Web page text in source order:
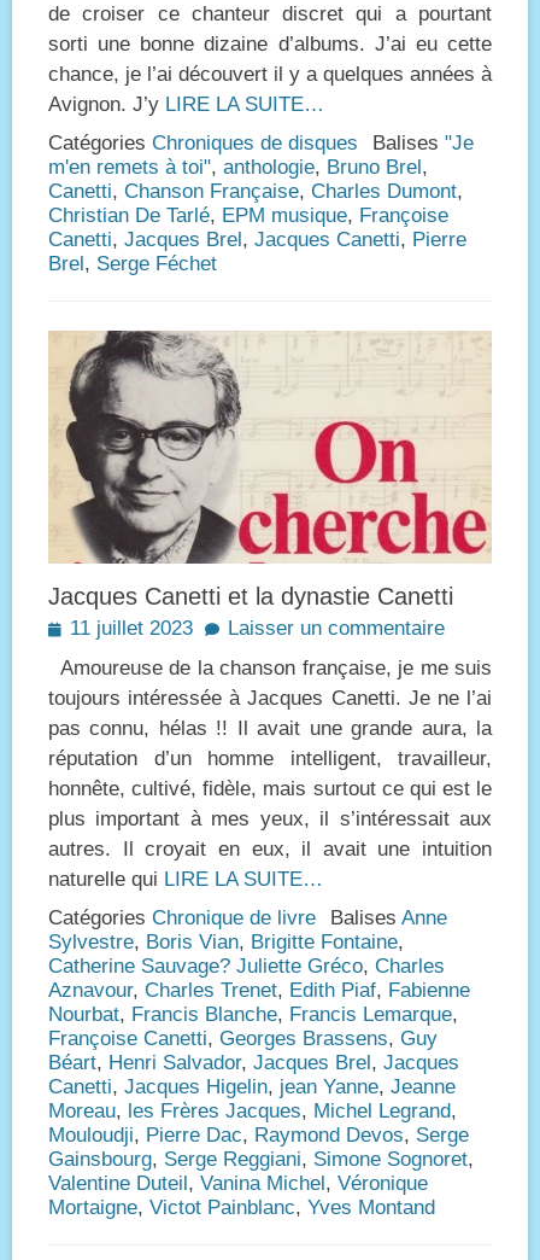
de croiser ce chanteur discret qui a pourtant
sorti une bonne dizaine d’albums. J’ai eu cette
chance, je l’ai découvert il y a quelques années à
Avignon. J’y LIRE LA SUITE…
Catégories Chroniques de disques Balises "Je
m'en remets à toi", anthologie, Bruno Brel,
Canetti, Chanson Française, Charles Dumont,
Christian De Tarlé, EPM musique, Françoise
Canetti, Jacques Brel, Jacques Canetti, Pierre
Brel, Serge Féchet
Jacques Canetti et la dynastie Canetti
Posted
11 juillet 2023
Laisser un commentaire
Amoureuse de la chanson française, je me suis
toujours intéressée à Jacques Canetti. Je ne l’ai
pas connu, hélas !! Il avait une grande aura, la
réputation d’un homme intelligent, travailleur,
honnête, cultivé, fidèle, mais surtout ce qui est le
plus important à mes yeux, il s’intéressait aux
autres. Il croyait en eux, il avait une intuition
naturelle qui LIRE LA SUITE…
Catégories Chronique de livre Balises Anne
Sylvestre, Boris Vian, Brigitte Fontaine,
Catherine Sauvage? Juliette Gréco, Charles
Aznavour, Charles Trenet, Edith Piaf, Fabienne
Nourbat, Francis Blanche, Francis Lemarque,
Françoise Canetti, Georges Brassens, Guy
Béart, Henri Salvador, Jacques Brel, Jacques
Canetti, Jacques Higelin, jean Yanne, Jeanne
Moreau, les Frères Jacques, Michel Legrand,
Mouloudji, Pierre Dac, Raymond Devos, Serge
Gainsbourg, Serge Reggiani, Simone Sognoret,
Valentine Duteil, Vanina Michel, Véronique
Mortaigne, Victot Painblanc, Yves Montand